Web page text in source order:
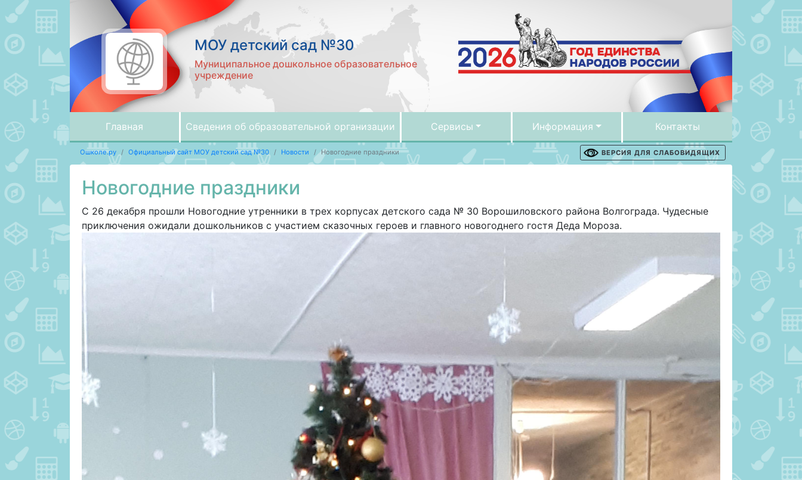
МОУ детский сад №30
Муниципальное дошкольное образовательное
учреждение
Главная Сведения об образовательной организации Сервисы Информация Контакты
Ошколе.ру Официальный сайт МОУ детский сад №30 Новости Новогодние праздники ВЕРСИЯ ДЛЯ СЛАБОВИДЯЩИХ
Новогодние праздники
С 26 декабря прошли Новогодние утренники в трех корпусах детского сада № 30 Ворошиловского района Волгограда. Чудесные
приключения ожидали дошкольников с участием сказочных героев и главного новогоднего гостя Деда Мороза.